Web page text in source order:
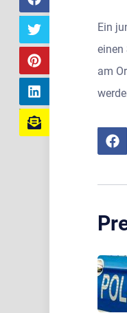
Ein
einen
am